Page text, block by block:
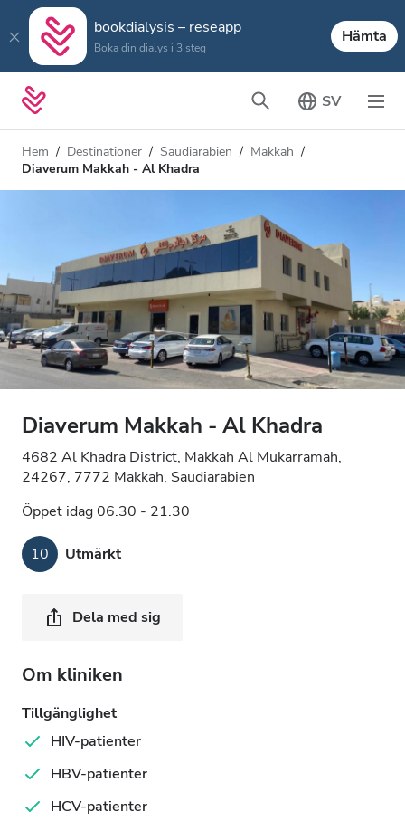
bookdialysis – reseapp
Boka din dialys i 3 steg
Hämta
SV
Hem Destinationer Saudiarabien
Makkah
Diaverum Makkah - Al Khadra
Diaverum Makkah - Al Khadra
4682 Al Khadra District, Makkah Al Mukarramah,
24267, 7772 Makkah, Saudiarabien
Öppet idag 06.30 - 21.30
10 Utmärkt
Dela med sig
Om kliniken
Tillgänglighet
HIV-patienter
HBV-patienter
HCV-patienter